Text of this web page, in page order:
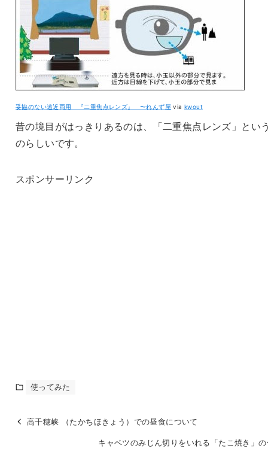
妥協のない遠近両用 『二重焦点レンズ』 〜れんず屋 via kwout
昔の境目がはっきりあるのは、「二重焦点レンズ」とい
のらしいです。
スポンサーリンク
使ってみた
高千穂峡 （たかちほきょう）での昼食について
キャベツのみじん切りをいれる「たこ焼き」